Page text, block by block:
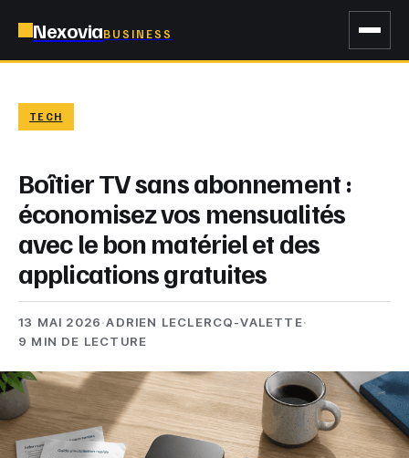
NexoviaBUSINESS
TECH
Boîtier TV sans abonnement :
économisez vos mensualités
avec le bon matériel et des
applications gratuites
13 MAI 2026·ADRIEN LECLERCQ-VALETTE·
9 MIN DE LECTURE